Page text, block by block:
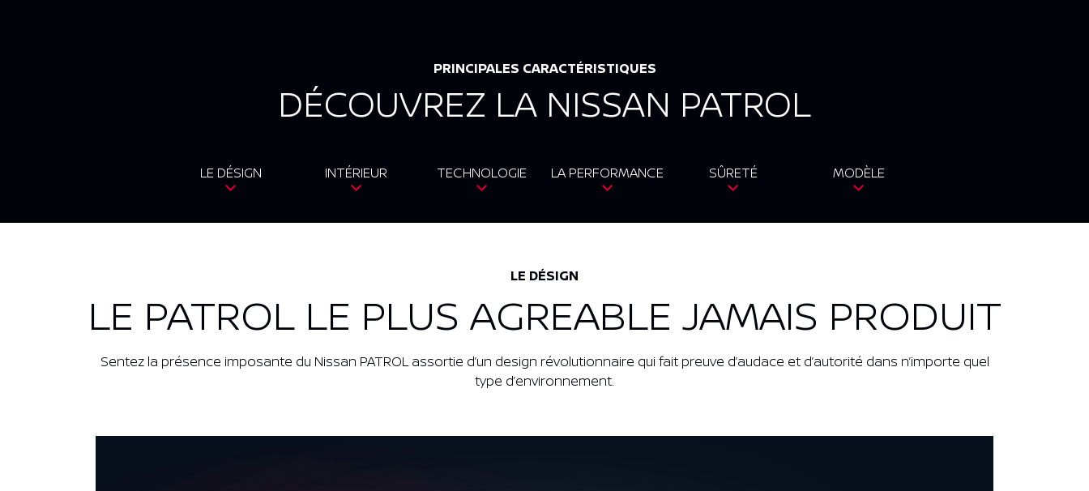
PRINCIPALES CARACTÉRISTIQUES
DÉCOUVREZ LA NISSAN PATROL
LE DÉSIGN INTÉRIEUR TECHNOLOGIE LA PERFORMANCE SÛRETÉ MODÈLE
LE DÉSIGN
LE PATROL LE PLUS AGREABLE JAMAIS PRODUIT
Sentez la présence imposante du Nissan PATROL assortie d’un design révolutionnaire qui fait preuve d’audace et d’autorité dans n’importe quel
type d’environnement.